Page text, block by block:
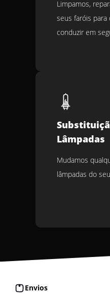
Limpamos,
seus faróis para
conduzir em
Lâmpadas
Mudamos
lâmpadas do
Envios